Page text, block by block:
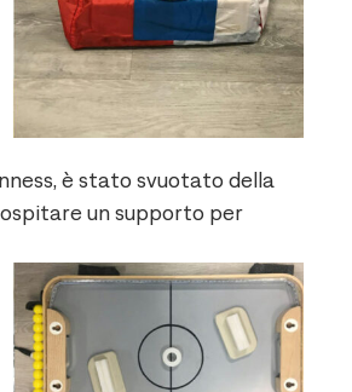
è stato svuotato della
un supporto per